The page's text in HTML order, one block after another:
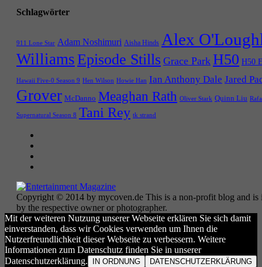
Schlagwörter
911 Lone Star Adam Noshimuri Aisha Hinds Alex
WilliamsEpisode Stills Grace Park H50 H50
Hawaii Five-0 Season 9 Hen Wilson Howie Han Ian Anthony Dale Jared
Grover McDanno Meaghan Rath Oliver Stark Quinn Liu
Supernatural Season 8 Tani Rey tk strand
Copyright © 2014 by mycoven.de This is a non-profit blog and
by the respective owner or photographer.
Mit der weiteren Nutzung unserer Webseite erklären Sie sich damit
einverstanden, dass wir Cookies verwenden um Ihnen die
Nutzerfreundlichkeit dieser Webseite zu verbessern. Weitere
Informationen zum Datenschutz finden Sie in unserer
Datenschutzerklärung.
IN ORDNUNG DATENSCHUTZERKLÄRUNG